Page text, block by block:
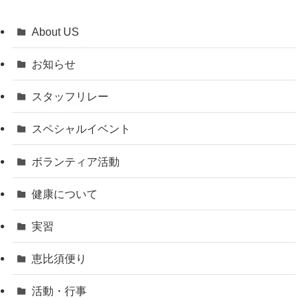
About US
お知らせ
スタッフリレー
スペシャルイベント
ボランティア活動
健康について
実習
恵比須便り
活動・行事